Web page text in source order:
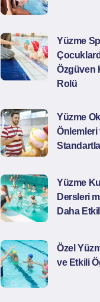
Yüzme
Özgüven
Rolü
Yüzme
Önlemleri
Yüzme
Dersleri
Daha
Özel
ve Etkili